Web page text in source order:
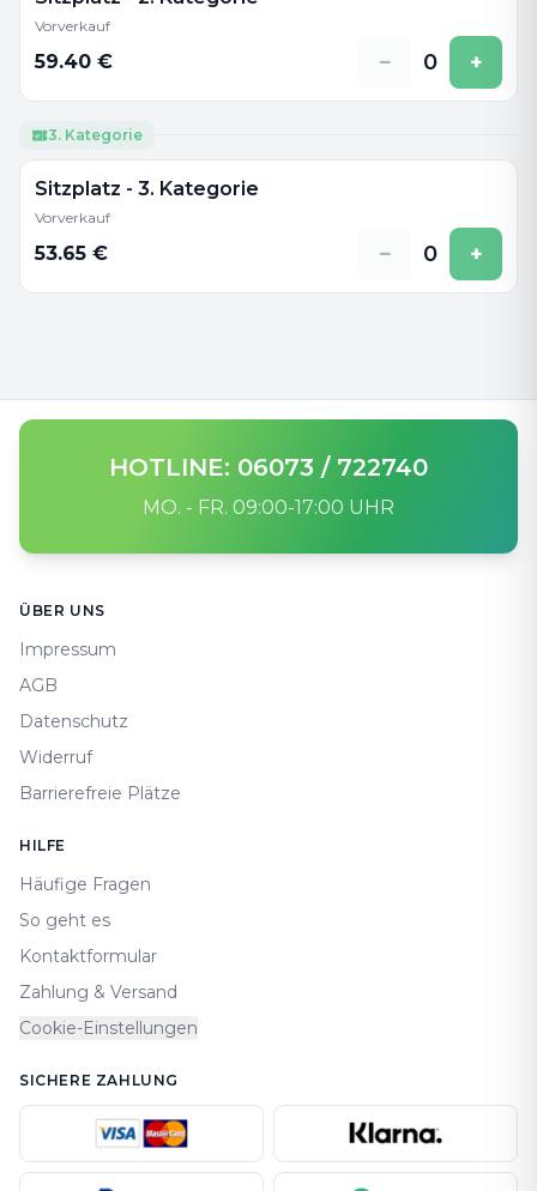
Vorverkauf
59.40 € − 0 +
3. Kategorie
Sitzplatz - 3. Kategorie
Vorverkauf
53.65 € − 0 +
HOTLINE: 06073 / 722740
MO. - FR. 09:00-17:00 UHR
ÜBER UNS
Impressum
AGB
Datenschutz
Widerruf
Barrierefreie Plätze
HILFE
Häufige Fragen
So geht es
Kontaktformular
Zahlung & Versand
Cookie-Einstellungen
SICHERE ZAHLUNG